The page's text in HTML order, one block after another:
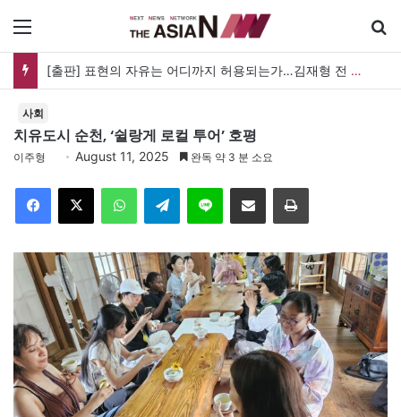
메뉴
[출판] 표현의 자유는 어디까지 허용되는가…김재형 전 대법관 ‘언론과 인격권’
사회
치유도시 순천, ‘쉴랑게 로컬 투어’ 호평
이주형 August 11, 2025 완독 약 3 분 소요
Facebook
X WhatsAppTelegramLine 이메일 인쇄